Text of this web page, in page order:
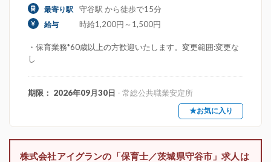
最寄り駅 守谷駅 から徒歩で15分
給与 時給1,200円～1,500円
・保育業務*60歳以上の方歓迎いたします。変更範囲:変更な
し
期限： 2026年09月30日 - 常総公共職業安定所
★お気に入り
株式会社アイグランの「保育士／茨城県守谷市」求人は